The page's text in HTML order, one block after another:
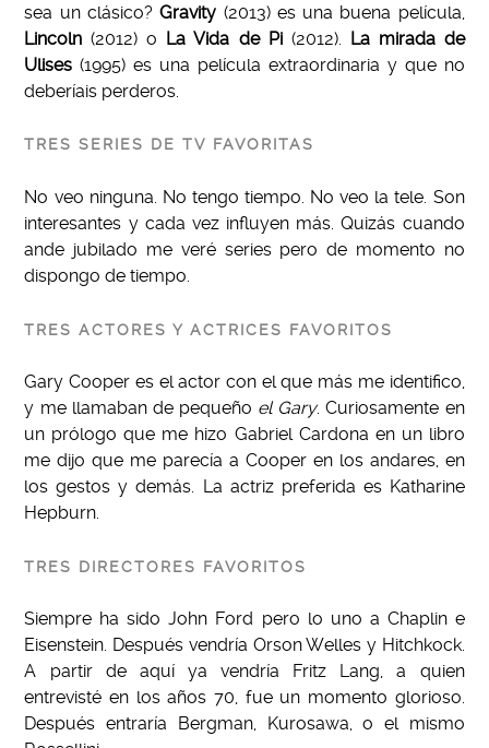
sea un clásico?Gravity (2013) es una buena película,
Lincoln (2012) o La Vida de Pi(2012). La mirada de
Ulises (1995) es una película extraordinaria y que no
deberíais perderos.
TRES SERIES DE TV FAVORITAS
No veo ninguna. No tengo tiempo. No veo la tele. Son
interesantes y cada vez influyen más. Quizás cuando
ande jubilado me veré series pero de momento no
dispongo de tiempo.
TRES ACTORES Y ACTRICES FAVORITOS
Gary Cooper es el actor con el que más me identifico,
y me llamaban de pequeño el Gary. Curiosamente en
un prólogo que me hizo Gabriel Cardona en un libro
me dijo que me parecía a Cooper en los andares, en
los gestos y demás. La actriz preferida es Katharine
Hepburn.
TRES DIRECTORES FAVORITOS
Siempre ha sido John Ford pero lo uno a Chaplin e
Eisenstein. Después vendría Orson Welles y Hitchkock.
A partir de aquí ya vendría Fritz Lang, a quien
entrevisté en los años 70, fue un momento glorioso.
Después entraría Bergman, Kurosawa, o el mismo